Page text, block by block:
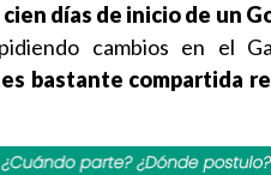
días de inicio de un
cambios en el
bastante compartida